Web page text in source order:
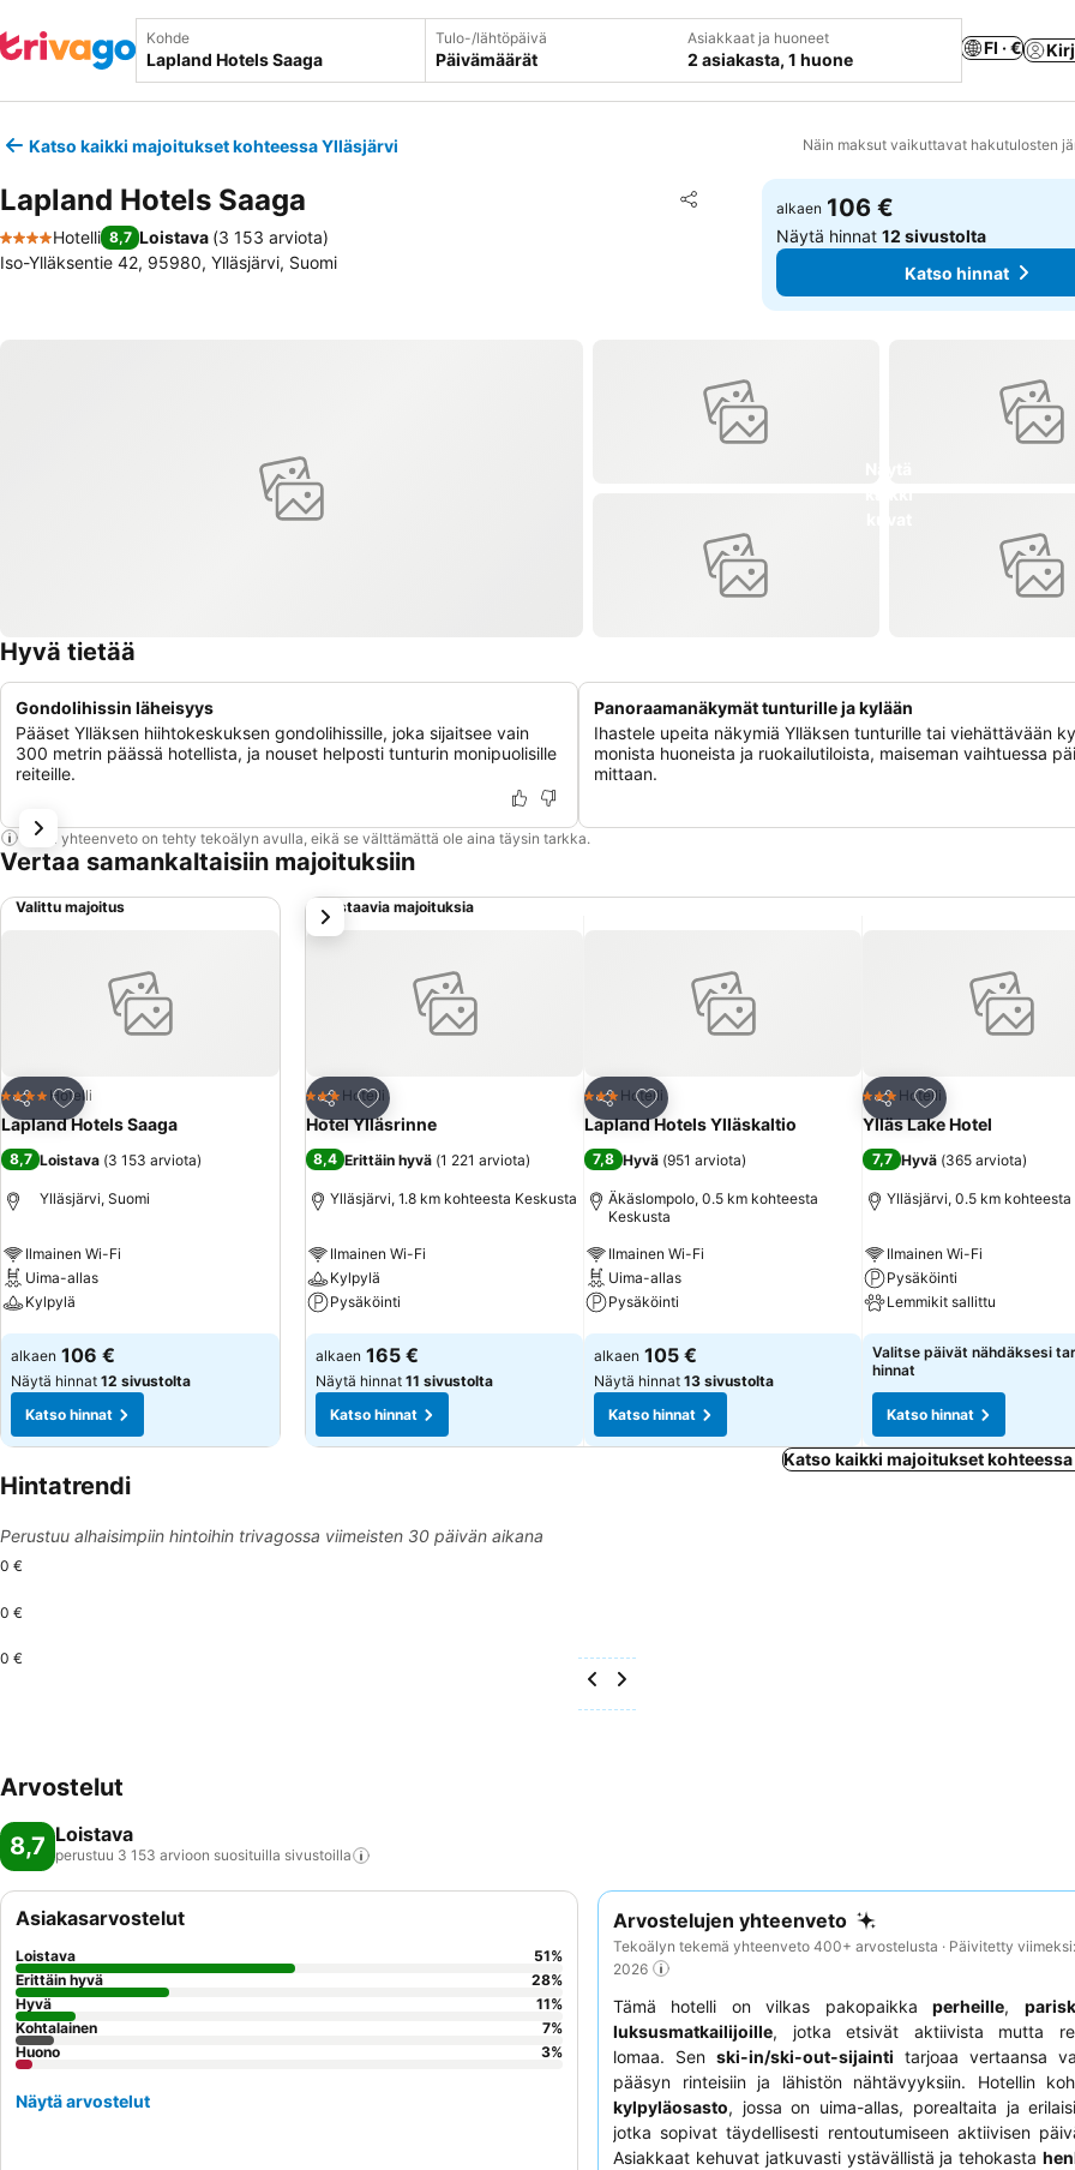
Kohde Tulo-/lähtöpäivä
Päivämäärät
Asiakkaat ja huoneet
2 asiakasta, 1 huone
FI · €
Katso kaikki majoitukset kohteessa Ylläsjärvi Näin maksut vaikuttavat hakutulosten
Lapland Hotels Saaga Jaa
Lisää suosikkeihin
4 Tähtiluokitus
Hotelli 8,7 Loistava (3 153 arviota)
Iso-Ylläksentie 42, 95980, Ylläsjärvi, Suomi
alkaen 106 €
Näytä hinnat12 sivustolta
Katso hinnat
Hyvä tietää
Gondolihissin läheisyys
Pääset Ylläksen hiihtokeskuksen gondolihissille, joka sijaitsee vain
300 metrin päässä hotellista, ja nouset helposti tunturin monipuolisille
reiteille.
Panoraamanäkymät tunturille ja kylään
Ihastele upeita näkymiä Ylläksen tunturille tai viehättävään
monista huoneista ja ruokailutiloista, maiseman vaihtuessa
mittaan.
Tämä yhteenveto on tehty tekoälyn avulla, eikä se välttämättä ole aina täysin tarkka.
Vertaa samankaltaisiin majoituksiin
Valittu majoitus
Jaa
Lisää suosikkeihin
4 Tähtiluokitus
Hotelli
Lapland Hotels Saaga
8,7 Loistava (3 153 arviota)
Ylläsjärvi, Suomi
Ilmainen Wi-Fi
Uima-allas
Kylpylä
Katso hinnat
alkaen 106 €
Näytä hinnat 12 sivustolta
Katso hinnat
Vastaavia majoituksia
Jaa
Lisää suosikkeihin
3 Tähtiluokitus
Hotelli
Hotel Ylläsrinne
8,4 Erittäin hyvä (1 221 arviota)
Ylläsjärvi, 1.8 km kohteesta Keskusta
Ilmainen Wi-Fi
Kylpylä
Pysäköinti
Katso hinnat
alkaen 165 €
Näytä hinnat 11 sivustolta
Katso hinnat
Jaa
Lisää suosikkeihin
3 Tähtiluokitus
Hotelli
Lapland Hotels Ylläskaltio
7,8 Hyvä (951 arviota)
Äkäslompolo, 0.5 km kohteesta
Keskusta
Ilmainen Wi-Fi
Uima-allas
Pysäköinti
Katso hinnat
alkaen 105 €
Näytä hinnat 13 sivustolta
Katso hinnat
Jaa
Lisää suosikkeihin
3 Tähtiluokitus
Hotelli
Ylläs Lake Hotel
7,7 Hyvä (365 arviota)
Ylläsjärvi, 0.5 km kohteesta
Ilmainen Wi-Fi
Pysäköinti
Lemmikit sallittu
Katso hinnat
Valitse päivät nähdäksesi
hinnat
Katso hinnat
seuraava
Katso kaikki majoitukset
Hintatrendi
Perustuu alhaisimpiin hintoihin trivagossa viimeisten 30 päivän aikana
0 €
0 €
0 €
Arvostelut
8,7 Loistava
perustuu 3 153 arvioon suosituilla sivustoilla
Arvostelujen yhteenveto
Tekoälyn tekemä yhteenveto 400+ arvostelusta · Päivitetty
2026
Tämä hotelli on vilkas pakopaikkaperheille,
luksusmatkailijoille, jotka etsivät aktiivista mutta
lomaa. Sen ski-in/ski-out-sijainti tarjoaa vertaansa
pääsyn rinteisiin ja lähistön nähtävyyksiin. Hotellin
kylpyläosasto, jossa on uima-allas, porealtaita ja
jotka sopivat täydellisesti rentoutumiseen aktiivisen
Asiakkaat kehuvat jatkuvasti ystävällistä ja tehokasta
Asiakasarvostelut
Loistava 51%
Erittäin hyvä
28%
Hyvä
11%
Kohtalainen
7%
Huono
3%
Näytä arvostelut